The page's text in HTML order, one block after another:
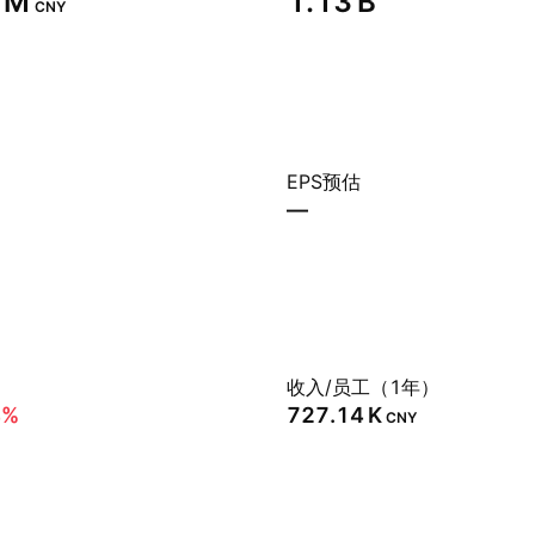
CNY
EPS预估
—
收入/员工（1年）
‪727.14 K‬ CNY